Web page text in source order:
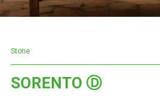
Stone
SORENTO Ⓓ